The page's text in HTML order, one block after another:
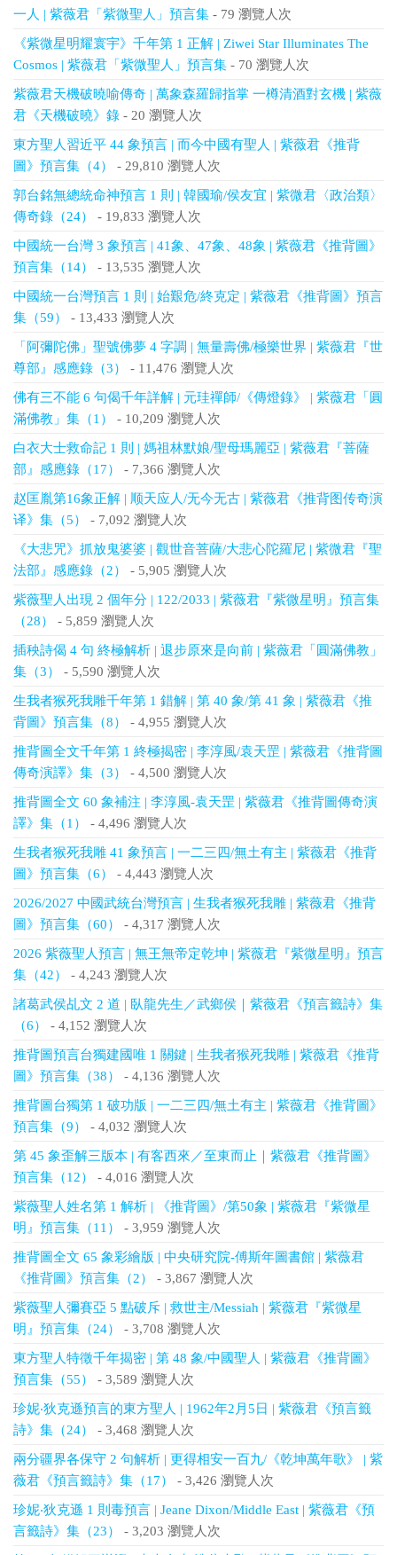
一人 | 紫薇君「紫微聖人」預言集 - 79 瀏覽人次
《紫微星明耀寰宇》千年第 1 正解 | Ziwei Star Illuminates The
Cosmos | 紫薇君「紫微聖人」預言集 - 70 瀏覽人次
紫薇君天機破曉喻傳奇 | 萬象森羅歸指掌 一樽清酒對玄機 | 紫薇
君《天機破曉》錄 - 20 瀏覽人次
東方聖人習近平 44 象預言 | 而今中國有聖人 | 紫薇君《推背
圖》預言集（4）
- 29,810 瀏覽人次
郭台銘無總統命神預言 1 則 | 韓國瑜/侯友宜 | 紫微君〈政治類〉
傳奇錄（24）
- 19,833 瀏覽人次
中國統一台灣 3 象預言 | 41象、47象、48象 | 紫薇君《推背圖》
預言集（14）
- 13,535 瀏覽人次
中國統一台灣預言 1 則 | 始艱危/終克定 | 紫薇君《推背圖》預言
集（59）
- 13,433 瀏覽人次
「阿彌陀佛」聖號佛夢 4 字調 | 無量壽佛/極樂世界 | 紫薇君『世
尊部』感應錄（3）
- 11,476 瀏覽人次
佛有三不能 6 句偈千年詳解 | 元珪禪師/《傳燈錄》 | 紫薇君「圓
滿佛教」集（1）
- 10,209 瀏覽人次
白衣大士救命記 1 則 | 媽祖林默娘/聖母瑪麗亞 | 紫薇君『菩薩
部』感應錄（17）
- 7,366 瀏覽人次
赵匡胤第16象正解 | 顺天应人/无今无古 | 紫薇君《推背图传奇演
译》集（5）
- 7,092 瀏覽人次
《大悲咒》抓放鬼婆婆 | 觀世音菩薩/大悲心陀羅尼 | 紫微君『聖
法部』感應錄（2）
- 5,905 瀏覽人次
紫薇聖人出現 2 個年分 | 122/2033 | 紫薇君『紫微星明』預言集
（28）
- 5,859 瀏覽人次
插秧詩偈 4 句 終極解析 | 退步原來是向前 | 紫薇君「圓滿佛教」
集（3）
- 5,590 瀏覽人次
生我者猴死我雕千年第 1 錯解 | 第 40 象/第 41 象 | 紫薇君《推
背圖》預言集（8）
- 4,955 瀏覽人次
推背圖全文千年第 1 終極揭密 | 李淳風/袁天罡 | 紫薇君《推背圖
傳奇演譯》集（3）
- 4,500 瀏覽人次
推背圖全文 60 象補注 | 李淳風-袁天罡 | 紫薇君《推背圖傳奇演
譯》集（1）
- 4,496 瀏覽人次
生我者猴死我雕 41 象預言 | 一二三四/無土有主 | 紫薇君《推背
圖》預言集（6）
- 4,443 瀏覽人次
2026/2027 中國武統台灣預言 | 生我者猴死我雕 | 紫薇君《推背
圖》預言集（60）
- 4,317 瀏覽人次
2026 紫薇聖人預言 | 無王無帝定乾坤 | 紫薇君『紫微星明』預言
集（42）
- 4,243 瀏覽人次
諸葛武侯乩文 2 道 | 臥龍先生／武鄉侯｜紫薇君《預言籤詩》集
（6）
- 4,152 瀏覽人次
推背圖預言台獨建國唯 1 關鍵 | 生我者猴死我雕 | 紫薇君《推背
圖》預言集（38）
- 4,136 瀏覽人次
推背圖台獨第 1 破功版 | 一二三四/無土有主 | 紫薇君《推背圖》
預言集（9）
- 4,032 瀏覽人次
第 45 象歪解三版本 | 有客西來／至東而止｜紫薇君《推背圖》
預言集（12）
- 4,016 瀏覽人次
紫薇聖人姓名第 1 解析 | 《推背圖》/第50象 | 紫薇君『紫微星
明』預言集（11）
- 3,959 瀏覽人次
推背圖全文 65 象彩繪版 | 中央研究院-傅斯年圖書館 | 紫薇君
《推背圖》預言集（2）
- 3,867 瀏覽人次
紫薇聖人彌賽亞 5 點破斥 | 救世主/Messiah | 紫薇君『紫微星
明』預言集（24）
- 3,708 瀏覽人次
東方聖人特徵千年揭密 | 第 48 象/中國聖人 | 紫薇君《推背圖》
預言集（55）
- 3,589 瀏覽人次
珍妮‧狄克遜預言的東方聖人 | 1962年2月5日 | 紫薇君《預言籤
詩》集（24）
- 3,468 瀏覽人次
兩分疆界各保守 2 句解析 | 更得相安一百九/《乾坤萬年歌》 | 紫
薇君《預言籤詩》集（17）
- 3,426 瀏覽人次
珍妮‧狄克遜 1 則毒預言 | Jeane Dixon/Middle East | 紫薇君《預
言籤詩》集（23）
- 3,203 瀏覽人次